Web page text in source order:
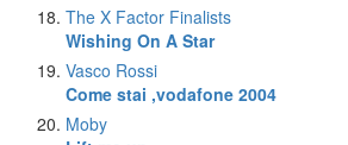
The X Factor Finalists
Wishing On A Star
Vasco Rossi
Come stai ,vodafone 2004
Moby